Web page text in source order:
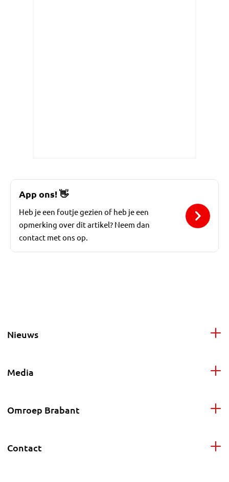
App ons!👋
Heb je een foutje gezien of heb je een
opmerking over dit artikel? Neem dan
contact met ons op.
Nieuws
Media
Omroep Brabant
Contact